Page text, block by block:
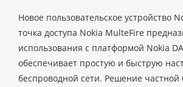
Новое пользовательское устройство
точка доступа Nokia MulteFire
использования с платформой Nokia
обеспечивает простую и быструю
беспроводной сети. Решение частной